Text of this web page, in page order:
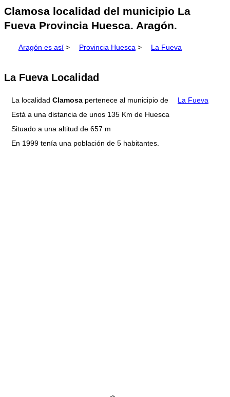
Clamosa localidad del municipio La
Fueva Provincia Huesca. Aragón.
Aragón es así > Provincia Huesca > La Fueva
La Fueva Localidad
La localidad Clamosa pertenece al municipio de
La Fueva
Está a una distancia de unos 135 Km de Huesca
Situado a una altitud de 657 m
En 1999 tenía una población de 5 habitantes.